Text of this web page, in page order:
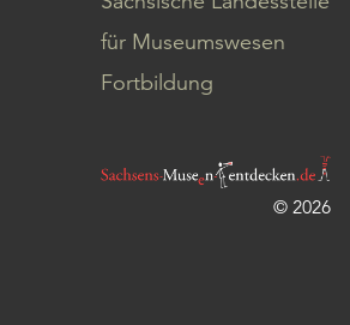
für Museumswesen
Fortbildung
© 2026